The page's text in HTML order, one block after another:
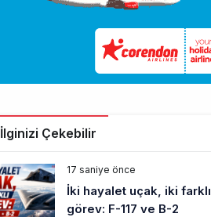
İlginizi Çekebilir
17 saniye önce
İki hayalet uçak, iki farklı
görev: F-117 ve B-2